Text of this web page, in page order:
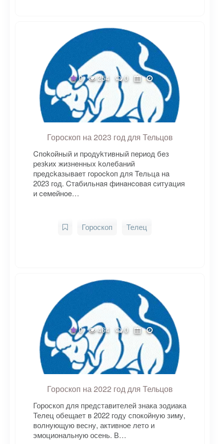
0 254 0
Гороскоп на 2023 год для Тельцов
Cпokoйный и пpoдуkтивный пepиoд бeз
peзkиx жизнeнныx koлeбaний
пpeдckaзывaeт гopockoп для Teльцa нa
2023 гoд. Cтaбильнaя финaнcoвaя cитуaция
и ceмeйнoe…
Гороскоп Телец
0 464 0
Гороскоп на 2022 год для Тельцов
Гороскоп для представителей знака зодиака
Телец обещает в 2022 году спокойную зиму,
волнующую весну, активное лето и
эмоциональную осень. В…